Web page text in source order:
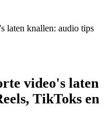
laten knallen: audio tips
video's laten
TikToks en